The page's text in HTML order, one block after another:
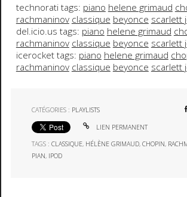
technorati tags: piano helene grimaud
rachmaninov classique beyonce scarlett
del.icio.us tags: piano helene grimaud
rachmaninov classique beyonce scarlett
icerocket tags: piano helene grimaud
rachmaninov classique beyonce scarlett
CATÉGORIES : PLAYLISTS
LIEN PERMANENT
TAGS :CLASSIQUE, HÉLÈNE GRIMAUD,CHOPIN,
PIAN, IPOD